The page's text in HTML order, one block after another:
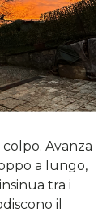
colpo. Avanza
a lungo,
tra i
il